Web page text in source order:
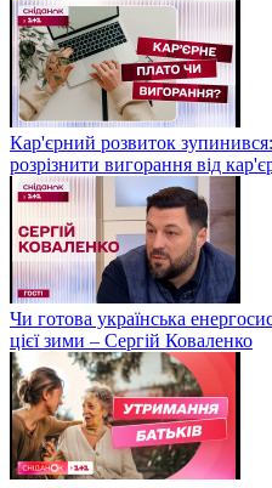
Кар'єрний розвиток
розрізнити вигорання від
Чи готова українська
цієї зими – Сергій Коваленко